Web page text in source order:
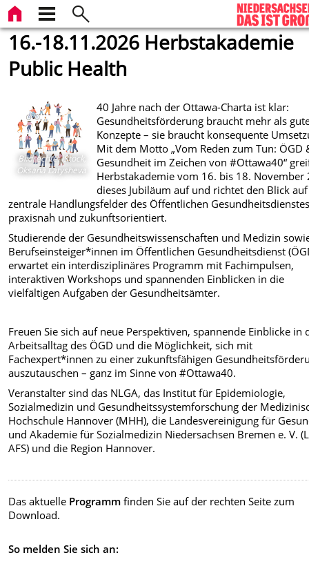
16.-18.11.2026 Herbstakademie
Public Health
Bildrechte:iStock,
Oksana Latysheva
40 Jahre nach der Ottawa-Charta ist klar:
Gesundheitsförderung braucht mehr als
Konzepte – sie braucht konsequente
Mit dem Motto „Vom Reden zum Tun: ÖGD
Gesundheit im Zeichen von #Ottawa40“
Herbstakademie vom 16. bis 18. November
dieses Jubiläum auf und richtet den Blick auf
zentrale Handlungsfelder des Öffentlichen
praxisnah und zukunftsorientiert.
Studierende der Gesundheitswissenschaften und Medizin
Berufseinsteiger*innen im Öffentlichen Gesundheitsdienst
erwartet ein interdisziplinäres Programm mit Fachimpulsen,
interaktiven Workshops und spannenden Einblicken in die
vielfältigen Aufgaben der Gesundheitsämter.
Freuen Sie sich auf neue Perspektiven, spannende Einblicke in
Arbeitsalltag des ÖGD und die Möglichkeit, sich mit
Fachexpert*innen zu einer zukunftsfähigen
auszutauschen – ganz im Sinne von #Ottawa40.
Veranstalter sind das NLGA, das Institut für Epidemiologie,
Sozialmedizin und Gesundheitssystemforschung der
Hochschule Hannover (MHH), die Landesvereinigung für
und Akademie für Sozialmedizin Niedersachsen Bremen e. V.
AFS) und die Region Hannover.
Das aktuelle Programm finden Sie auf der rechten Seite zum
Download.
So melden Sie sich an: